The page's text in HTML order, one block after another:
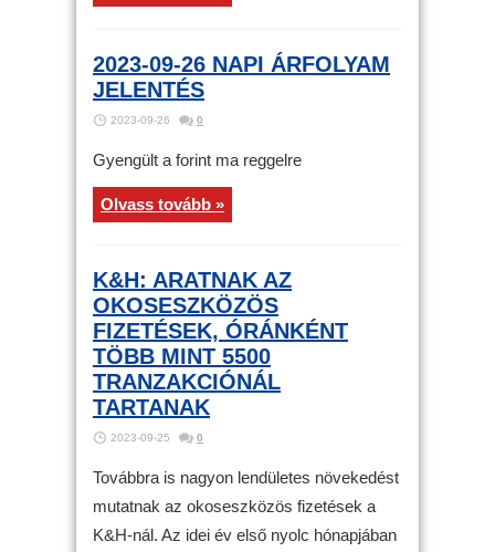
2023-09-26 NAPI ÁRFOLYAM
JELENTÉS
2023-09-26 0
Gyengült a forint ma reggelre
Olvass tovább »
K&H: ARATNAK AZ
OKOSESZKÖZÖS
FIZETÉSEK, ÓRÁNKÉNT
TÖBB MINT 5500
TRANZAKCIÓNÁL
TARTANAK
2023-09-25 0
Továbbra is nagyon lendületes növekedést
mutatnak az okoseszközös fizetések a
K&H-nál. Az idei év első nyolc hónapjában